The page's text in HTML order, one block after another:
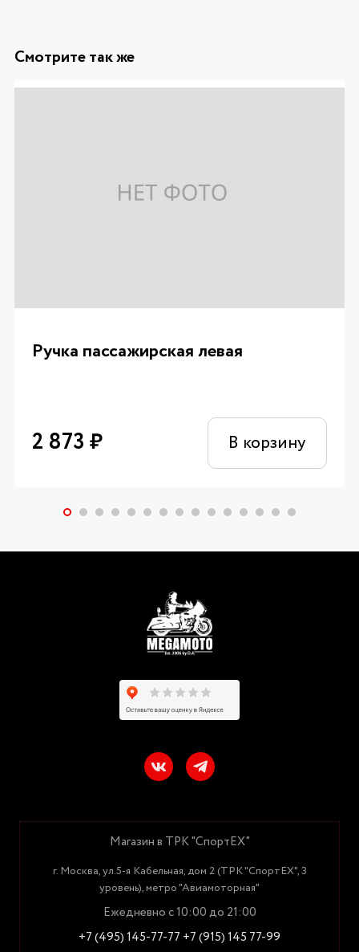
Смотрите так же
Ручка пассажирская левая
2 873 ₽ В корзину
Магазин в ТРК "СпортЕХ"
г. Москва, ул.5-я Кабельная, дом 2 (ТРК "СпортЕХ", 3
уровень), метро "Авиамоторная"
Ежедневно с 10:00 до 21:00
+7 (495) 145-77-77 +7 (915) 145 77-99